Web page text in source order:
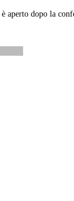
aperto dopo la